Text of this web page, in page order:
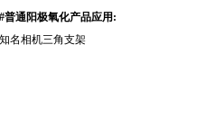
普通阳极氧化产品应用:
名相机三角支架